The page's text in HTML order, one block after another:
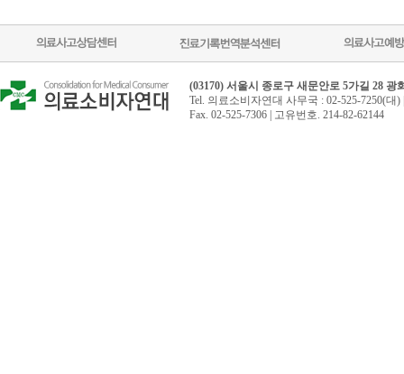
(03170) 서울시 종로구 새문안로 5가길 28 광
Tel. 의료소비자연대 사무국 : 02-525-7250(대
Fax. 02-525-7306 | 고유번호. 214-82-62144